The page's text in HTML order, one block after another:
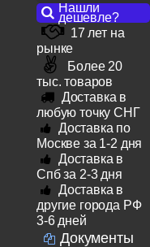
Нашли
дешевле?
17 лет на
рынке
Более 20
тыс. товаров
Доставка в
любую точку СНГ
Доставка по
Москве за 1-2 дня
Доставка в
Спб за 2-3 дня
Доставка в
другие города РФ
3-6 дней
Документы